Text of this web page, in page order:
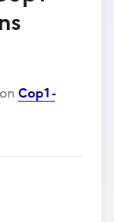
Cop1 -